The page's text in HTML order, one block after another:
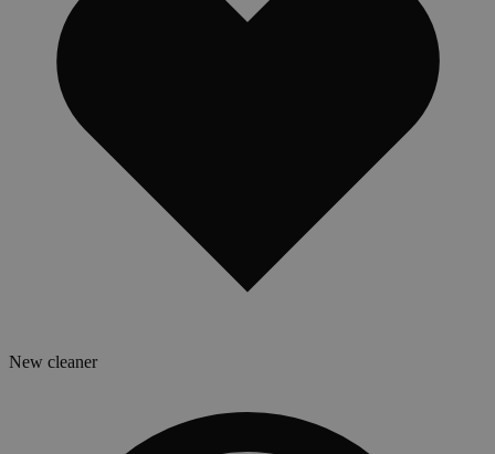
New cleaner